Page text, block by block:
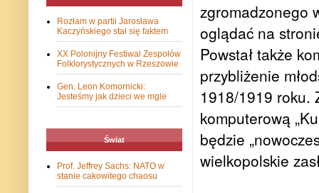
zgromadzonego
oglądać na
Powstał także
przybliżenie
1918/1919 roku.
komputerową
będzie
wielkopolskie
Rozłam w partii Jarosława
Kaczyńskiego stał się faktem
XX Polonijny Festiwal Zespołów
Folklorystycznych w Rzeszowie
Gen. Leon Komornicki:
Jesteśmy jak dzieci we mgle
Świat
Prof. Jeffrey Sachs: NATO w
stanie cakowitego chaosu